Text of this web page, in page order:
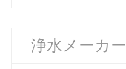
浄水メーカー